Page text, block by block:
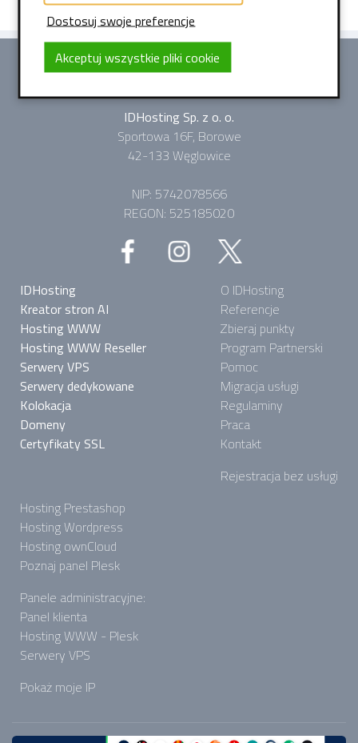
IDHosting Sp. z o. o.
Sportowa 16F, Borowe
42-133 Węglowice
NIP: 5742078566
REGON: 525185020
IDHosting
Kreator stron AI
Hosting WWW
Hosting WWW Reseller
Serwery VPS
Serwery dedykowane
Kolokacja
Domeny
Certyfikaty SSL
O IDHosting
Referencje
Zbieraj punkty
Program Partnerski
Pomoc
Migracja usługi
Regulaminy
Praca
Kontakt
Rejestracja bez usługi
Hosting Prestashop
Hosting Wordpress
Hosting ownCloud
Poznaj panel Plesk
Panele administracyjne:
Panel klienta
Hosting WWW - Plesk
Serwery VPS
Pokaż moje IP
Dostosuj swoje preferencje
Akceptuj wszystkie pliki cookie